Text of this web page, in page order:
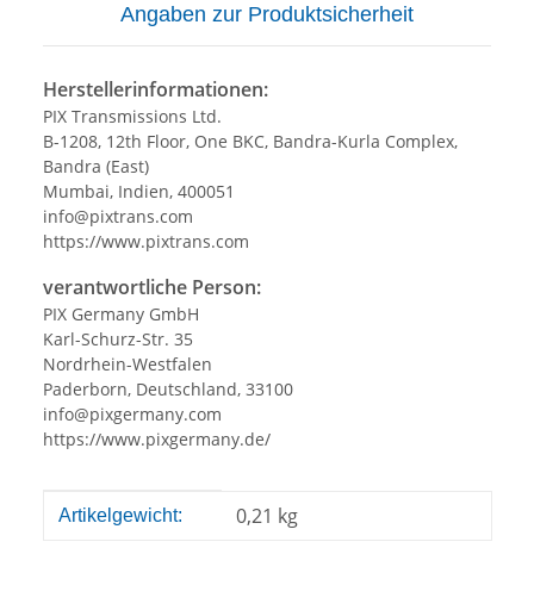
Angaben zur Produktsicherheit
Herstellerinformationen:
PIX Transmissions Ltd.
B-1208, 12th Floor, One BKC, Bandra-Kurla Complex,
Bandra (East)
Mumbai, Indien, 400051
info@pixtrans.com
https://www.pixtrans.com
verantwortliche Person:
PIX Germany GmbH
Karl-Schurz-Str. 35
Nordrhein-Westfalen
Paderborn, Deutschland, 33100
info@pixgermany.com
https://www.pixgermany.de/
Produkteigenschaft
Wert
Artikelgewicht: 0,21 kg